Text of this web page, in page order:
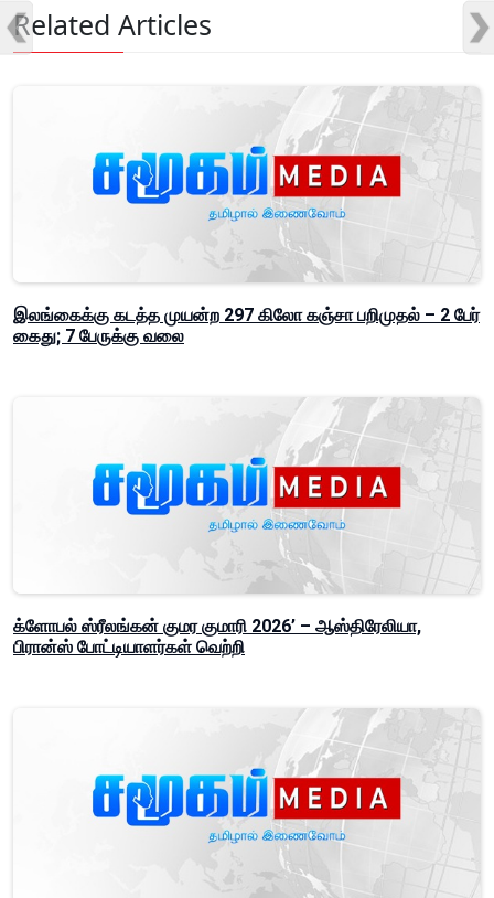
Related Articles
இலங்கைக்கு கடத்த முயன்ற 297 கிலோ கஞ்சா பறிமுதல் – 2 பேர்
கைது; 7 பேருக்கு வலை
க்ளோபல் ஸ்ரீலங்கன் குமர குமாரி 2026’ – ஆஸ்திரேலியா,
பிரான்ஸ் போட்டியாளர்கள் வெற்றி